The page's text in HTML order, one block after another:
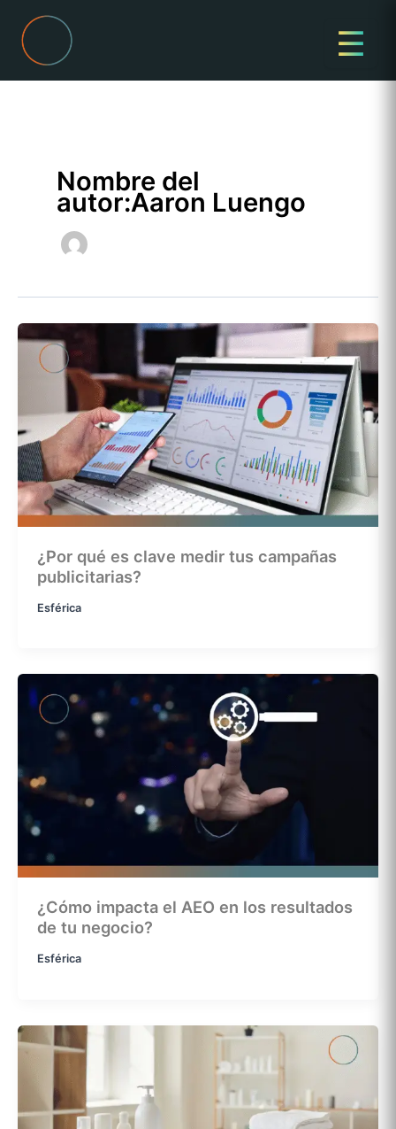
☰
contenido
Nombre del
autor:Aaron Luengo
¿Por qué es clave medir tus campañas
publicitarias?
Esférica
¿Cómo impacta el AEO en los resultados
de tu negocio?
Esférica